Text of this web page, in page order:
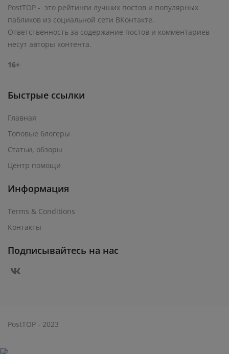
PostTOP - это рейтинги лучших постов и популярных
пабликов из социальной сети ВКонтакте.
Ответственность за содержание постов и комментариев
несут авторы контента.
16+
Быстрые ссылки
Главная
Топовые блогеры
Статьи, обзоры
Центр помощи
Информация
Terms & Conditions
Контакты
Подписывайтесь на нас
PostTOP - 2023